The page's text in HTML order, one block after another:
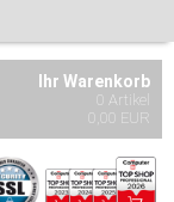
Ihr Warenkorb
0 Artikel
0,00 EUR